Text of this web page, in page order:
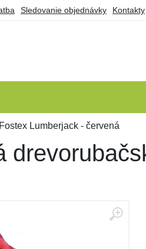
Sledovanie objednávky Kontakty
Lumberjack - červená